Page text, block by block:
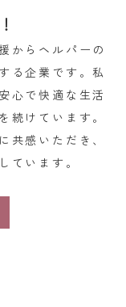
からヘルパーの
る企業です。私
心で快適な生活
続けています。
共感いただき、
ています。